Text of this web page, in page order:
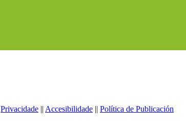
Privacidade || Accesibilidade || Política de Publicación